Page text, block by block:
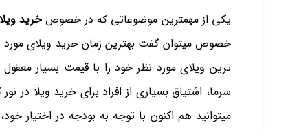
یکی از مهمترین موضوعاتی که در خصوصخرید
خصوص میتوان گفت بهترین زمان خرید ویلای
ترین ویلای مورد نظر خود را با قیمت بسیار
سرما، اشتیاق بسیاری از افراد برای خرید ویلا
میتوانید هم اکنون با توجه به بودجه در اختیار